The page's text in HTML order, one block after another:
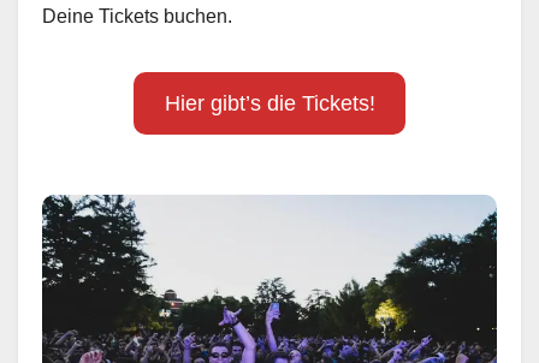
Deine Tickets buchen.
Hier gibt’s die Tickets!